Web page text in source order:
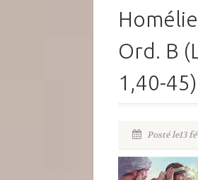
Ord. B
1,40-45)
Posté le13